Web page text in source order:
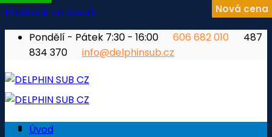
Přeskočit na obsah
Pondělí - Pátek 7:30 - 16:00
606 682 010
487
834 370
info@delphinsub.cz
Úvod
Nová cena